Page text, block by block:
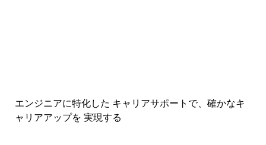
エンジニアに特化した キャリアサポートで、 確かなキ
ャリアアップを 実現する